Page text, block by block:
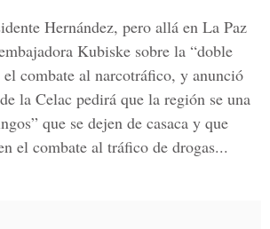
Hernández, pero allá en La Paz
Kubiske sobre la “doble
combate al narcotráfico, y anunció
la Celac pedirá que la región se una
que se dejen de casaca y que
el combate al tráfico de drogas...